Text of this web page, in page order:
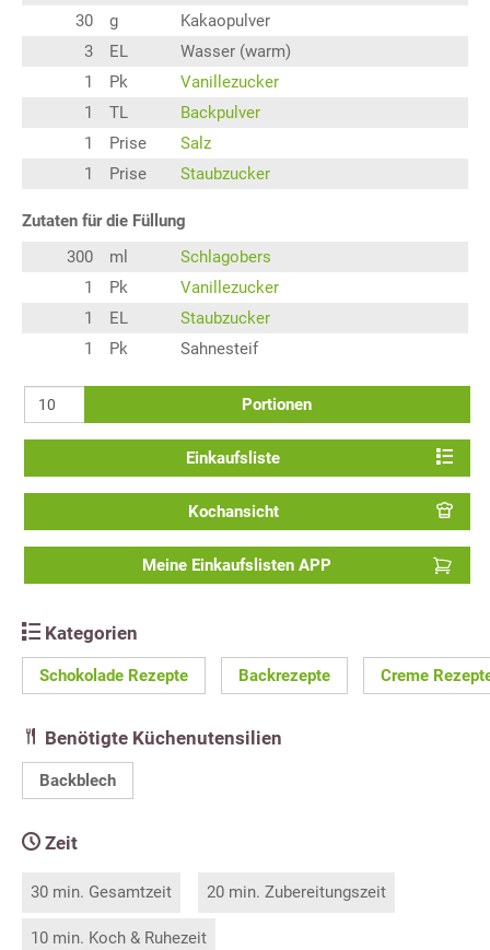
30
g
Kakaopulver
3
EL
Wasser (warm)
1
Pk
Vanillezucker
1
TL
Backpulver
1
Prise
Salz
1
Prise Staubzucker
Zutaten für die Füllung
300
ml
Schlagobers
1
Pk
Vanillezucker
1
EL
Staubzucker
1
Pk Sahnesteif
Portionen
Einkaufsliste
Kochansicht
Meine Einkaufslisten APP
Kategorien
Schokolade Rezepte Backrezepte Creme
Benötigte Küchenutensilien
Backblech
Zeit
30 min. Gesamtzeit 20 min. Zubereitungszeit
10 min. Koch & Ruhezeit